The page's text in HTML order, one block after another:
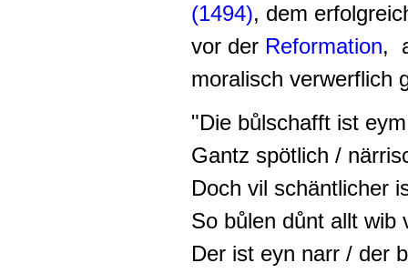
(1494), dem
vor der Reformation,
moralisch verwerflich
"Die bůlschafft ist
Gantz spötlich /
Doch vil schäntlicher
So bůlen důnt allt wib
Der ist eyn narr / der